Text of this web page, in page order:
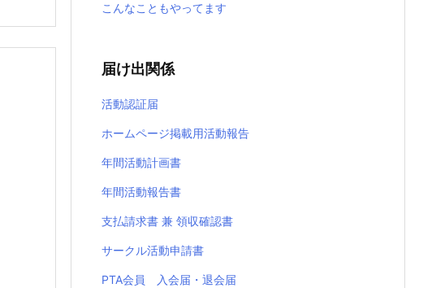
こんなこともやってます
届け出関係
活動認証届
ホームページ掲載用活動報告
年間活動計画書
年間活動報告書
支払請求書 兼 領収確認書
サークル活動申請書
PTA会員 入会届・退会届